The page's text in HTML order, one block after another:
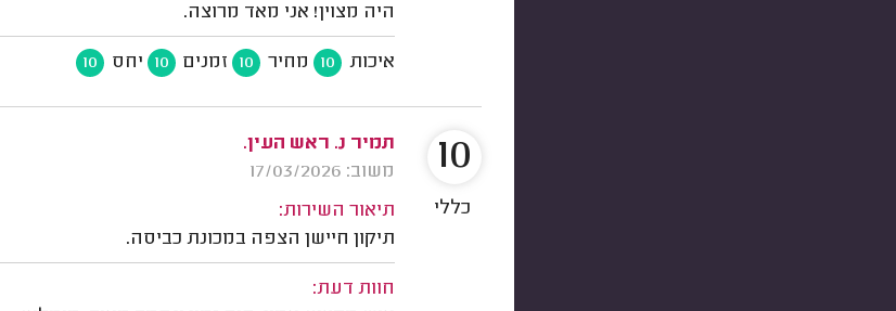
היה מצוין! אני מאד מרוצה.
איכות 10 מחיר 10 זמנים 10 יחס 10
תמיר נ. ראש העין.
משוב: 17/03/2026
תיאור השירות:
תיקון חיישן הצפה במכונת כביסה.
חוות דעת:
10
כללי